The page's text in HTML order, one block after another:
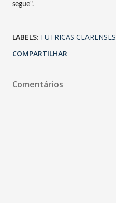
segue".
LABELS: FUTRICAS CEARENSES
COMPARTILHAR
Comentários